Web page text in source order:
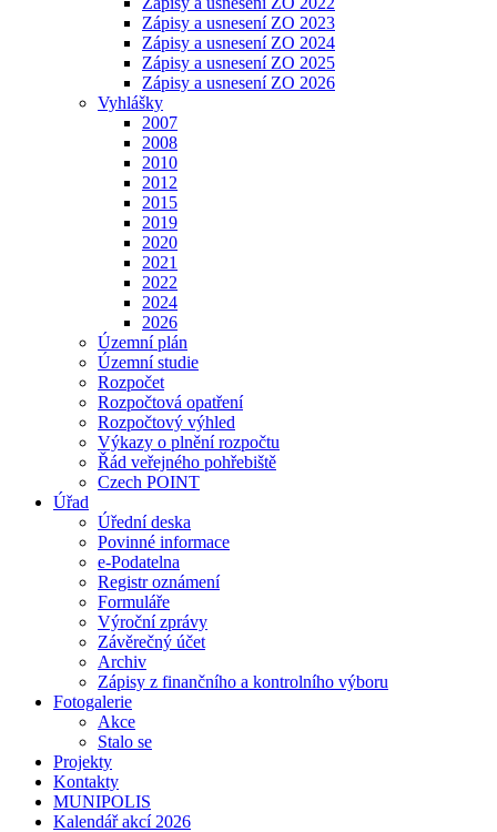
Zápisy a usnesení ZO 2023
Zápisy a usnesení ZO 2024
Zápisy a usnesení ZO 2025
Zápisy a usnesení ZO 2026
Vyhlášky
2007
2008
2010
2012
2015
2019
2020
2021
2022
2024
2026
Územní plán
Územní studie
Rozpočet
Rozpočtová opatření
Rozpočtový výhled
Výkazy o plnění rozpočtu
Řád veřejného pohřebiště
Czech POINT
Úřad
Úřední deska
Povinné informace
e-Podatelna
Registr oznámení
Formuláře
Výroční zprávy
Závěrečný účet
Archiv
Zápisy z finančního a kontrolního výboru
Fotogalerie
Akce
Stalo se
Projekty
Kontakty
MUNIPOLIS
Kalendář akcí 2026